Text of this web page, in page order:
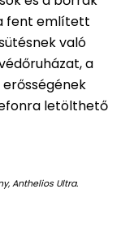
fent említett
való
a
letölthető
Anthelios Ultra.